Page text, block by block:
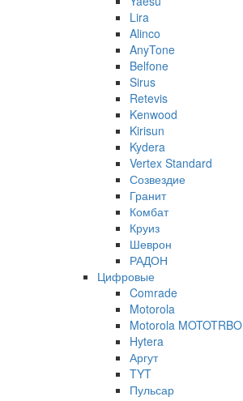
Lira
Alinco
AnyTone
Belfone
Sirus
Retevis
Kenwood
Kirisun
Kydera
Vertex Standard
Созвездие
Гранит
Комбат
Круиз
Шеврон
РАДОН
Цифровые
Comrade
Motorola
Motorola MOTOTRBO
Hytera
Аргут
TYT
Пульсар